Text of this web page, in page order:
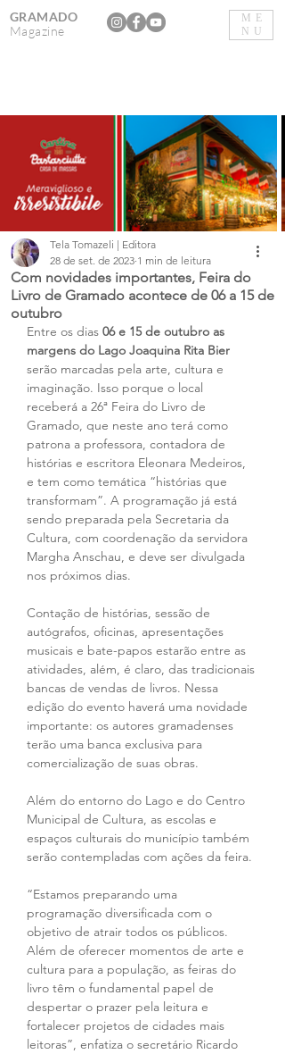
ME
NU
GRAMADO
Magazine
Com novidades importantes, Feira do
Livro de Gramado acontece de 06 a 15 de
outubro
Tela Tomazeli | Editora
28 de set. de 2023 1 min de leitura
Entre os dias 06 e 15 de outubro as
margens do Lago Joaquina Rita Bier
serão marcadas pela arte, cultura e
imaginação. Isso porque o local
receberá a 26ª Feira do Livro de
Gramado, que neste ano terá como
patrona a professora, contadora de
histórias e escritora Eleonara Medeiros,
e tem como temática “histórias que
transformam”. A programação já está
sendo preparada pela Secretaria da
Cultura, com coordenação da servidora
Margha Anschau, e deve ser divulgada
nos próximos dias.
Contação de histórias, sessão de
autógrafos, oficinas, apresentações
musicais e bate-papos estarão entre as
atividades, além, é claro, das tradicionais
bancas de vendas de livros. Nessa
edição do evento haverá uma novidade
importante: os autores gramadenses
terão uma banca exclusiva para
comercialização de suas obras.
Além do entorno do Lago e do Centro
Municipal de Cultura, as escolas e
espaços culturais do município também
serão contempladas com ações da feira.
“Estamos preparando uma
programação diversificada com o
objetivo de atrair todos os públicos.
Além de oferecer momentos de arte e
cultura para a população, as feiras do
livro têm o fundamental papel de
despertar o prazer pela leitura e
fortalecer projetos de cidades mais
leitoras”, enfatiza o secretário Ricardo